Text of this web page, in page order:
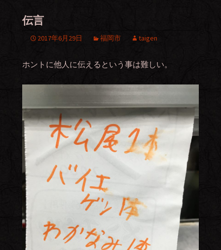
伝言
2017年6月29日 福岡市 taigen
ホントに他人に伝えるという事は難しい。